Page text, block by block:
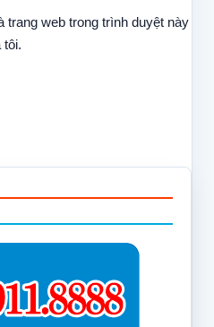
trang web trong trình duyệt này
tôi.